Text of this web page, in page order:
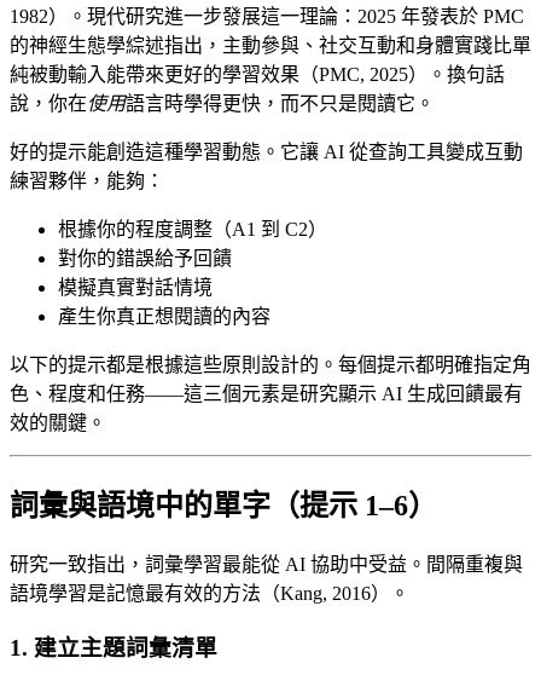
1982）。現代研究進一步發展這一理論：2025 年發表於 PMC
的神經生態學綜述指出，主動參與、社交互動和身體實踐比單
純被動輸入能帶來更好的學習效果（PMC, 2025）。換句話
說，你在使用語言時學得更快，而不只是閱讀它。
好的提示能創造這種學習動態。它讓 AI 從查詢工具變成互動
練習夥伴，能夠：
根據你的程度調整（A1 到 C2）
對你的錯誤給予回饋
模擬真實對話情境
產生你真正想閱讀的內容
以下的提示都是根據這些原則設計的。每個提示都明確指定角
色、程度和任務——這三個元素是研究顯示 AI 生成回饋最有
效的關鍵。
詞彙與語境中的單字（提示 1–6）
研究一致指出，詞彙學習最能從 AI 協助中受益。間隔重複與
語境學習是記憶最有效的方法（Kang, 2016）。
1. 建立主題詞彙清單